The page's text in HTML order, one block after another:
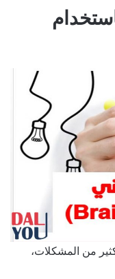
من المشكلات،